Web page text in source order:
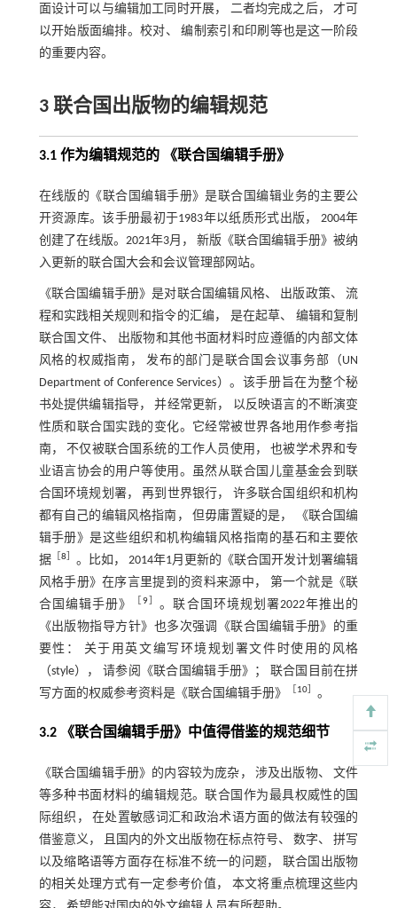
面设计可以与编辑加工同时开展， 二者均完成之后， 才可
以开始版面编排。校对、 编制索引和印刷等也是这一阶段
的重要内容。
3 联合国出版物的编辑规范
3.1 作为编辑规范的 《联合国编辑手册》
在线版的《联合国编辑手册》是联合国编辑业务的主要公
开资源库。该手册最初于1983年以纸质形式出版， 2004年
创建了在线版。2021年3月， 新版《联合国编辑手册》被纳
入更新的联合国大会和会议管理部网站。
《联合国编辑手册》是对联合国编辑风格、 出版政策、 流
程和实践相关规则和指令的汇编， 是在起草、 编辑和复制
联合国文件、 出版物和其他书面材料时应遵循的内部文体
风格的权威指南， 发布的部门是联合国会议事务部（UN
Department of Conference Services）。该手册旨在为整个秘
书处提供编辑指导， 并经常更新， 以反映语言的不断演变
性质和联合国实践的变化。它经常被世界各地用作参考指
南， 不仅被联合国系统的工作人员使用， 也被学术界和专
业语言协会的用户等使用。虽然从联合国儿童基金会到联
合国环境规划署， 再到世界银行， 许多联合国组织和机构
都有自己的编辑风格指南， 但毋庸置疑的是， 《联合国编
辑手册》是这些组织和机构编辑风格指南的基石和主要依
据［ 8
。比如， 2014年1月更新的《联合国开发计划署编辑
风格手册》在序言里提到的资料来源中， 第一个就是《联
合国编辑手册》
［9
。联合国环境规划署2022年推出的
《出版物指导方针》也多次强调《联合国编辑手册》的重
要性： 关于用英文编写环境规划署文件时使用的风格
（style）， 请参阅《联合国编辑手册》； 联合国目前在拼
写方面的权威参考资料是《联合国编辑手册》
10］ 。
3.2 《联合国编辑手册》中值得借鉴的规范细节
《联合国编辑手册》的内容较为庞杂， 涉及出版物、 文件
等多种书面材料的编辑规范。联合国作为最具权威性的国
际组织， 在处置敏感词汇和政治术语方面的做法有较强的
借鉴意义， 且国内的外文出版物在标点符号、 数字、 拼写
以及缩略语等方面存在标准不统一的问题， 联合国出版物
的相关处理方式有一定参考价值， 本文将重点梳理这些内